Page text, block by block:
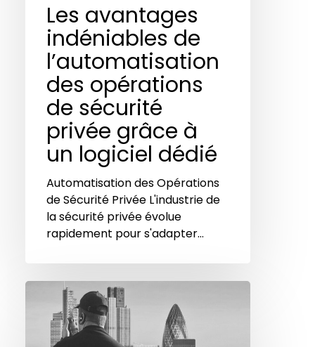
grâce
logiciel
dédié
Les avantages
indéniables de
l’automatisation
des opérations
de sécurité
privée grâce à
un logiciel dédié
Automatisation des Opérations
de Sécurité Privée L'industrie de
la sécurité privée évolue
rapidement pour s'adapter…
La
communication
efficiente